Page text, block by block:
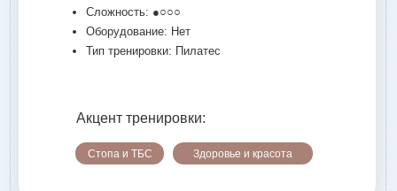
Сложность: ●○○○
Оборудование: Нет
Тип тренировки: Пилатес
Акцент тренировки:
Стопа и ТБС Здоровье и красота